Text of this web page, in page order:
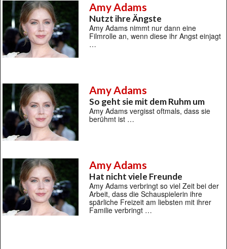
Amy Adams
Nutzt ihre Ängste
Amy Adams nimmt nur dann eine
Filmrolle an, wenn diese ihr Angst einjagt
…
Amy Adams
So geht sie mit dem Ruhm um
Amy Adams vergisst oftmals, dass sie
berühmt ist …
Amy Adams
Hat nicht viele Freunde
Amy Adams verbringt so viel Zeit bei der
Arbeit, dass die Schauspielerin ihre
spärliche Freizeit am liebsten mit ihrer
Familie verbringt …